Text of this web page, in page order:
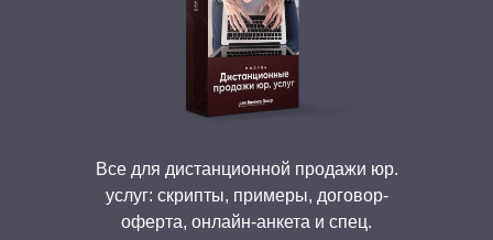
Все для дистанционной продажи юр.
услуг: скрипты, примеры, договор-
оферта, онлайн-анкета и спец.